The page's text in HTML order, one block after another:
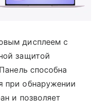
дисплеем с
защитой
способна
при обнаружении
и позволяет